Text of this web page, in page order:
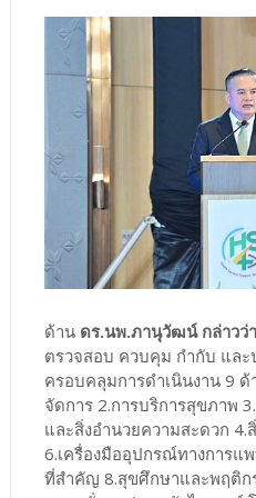
ด้าน ดร.นพ.ภานุวัฒน์ กล่าวว่า
ตรวจสอบ ควบคุม กำกับ แล
ครอบคลุมการดำเนินงาน 9
จัดการ 2.การบริการสุขภาพ
และสิ่งอำนวยความสะดวก
6.เครื่องมืออุปกรณ์ทางการแ
ที่สำคัญ 8.สุขศึกษาและพฤติก